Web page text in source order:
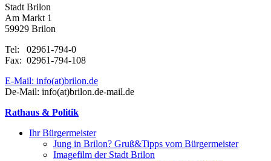
Stadt Brilon
Am Markt 1
59929 Brilon
Tel: 02961-794-0
Fax: 02961-794-108
E-Mail: info(at)brilon.de
De-Mail: info(at)brilon.de-mail.de
Rathaus & Politik
Ihr Bürgermeister
Jung in Brilon? Gruß&Tipps vom Bürgermeister
Imagefilm der Stadt Brilon